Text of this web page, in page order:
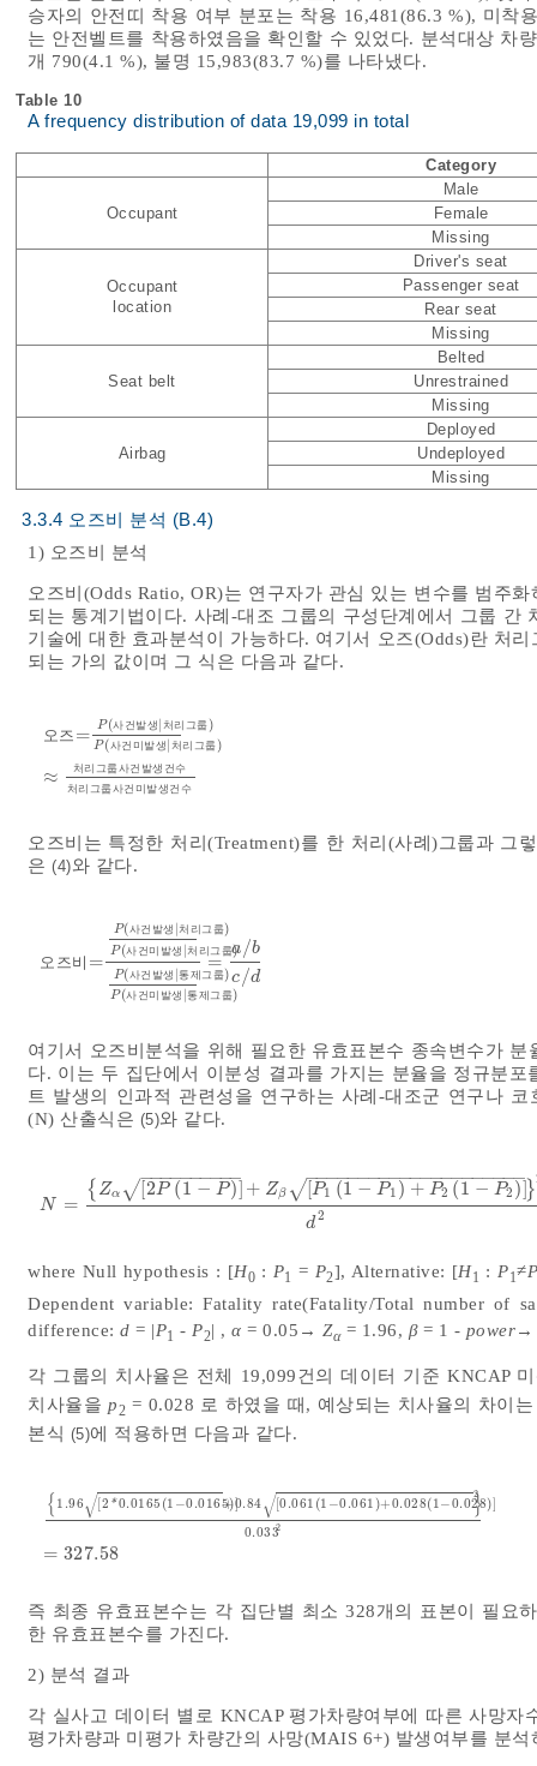
승자의 안전띠 착용 여부 분포는 착용 16,481(86.3 %), 미착
는 안전벨트를 착용하였음을 확인할 수 있었다. 분석대상 차
개 790(4.1 %), 불명 15,983(83.7 %)를 나타냈다.
Table 10
A frequency distribution of data 19,099 in total
Category
Occupant
Male
Female
Missing
Occupant
location
Driver's seat
Passenger seat
Rear seat
Missing
Seat belt
Belted
Unrestrained
Missing
Airbag
Deployed
Undeployed
Missing
3.3.4 오즈비 분석 (B.4)
1) 오즈비 분석
오즈비(Odds Ratio, OR)는 연구자가 관심 있는 변수를 범주
되는 통계기법이다. 사례-대조 그룹의 구성단계에서 그룹
기술에 대한 효과분석이 가능하다. 여기서 오즈(Odds)란 처
되는 가의 값이며 그 식은 다음과 같다.
오 즈 = P(사 건 발생 | 처 리 그룹 )
P (사건 미 발생 처 리 그룹 )
≈ 처 리 그룹사건 발생 건수
처 리 그룹사건 미 발생 건 수
사건발생 처리그룹
오즈비는 특정한 처리(Treatment)를 한 처리(사례)그룹과 그
은 (4)와 같다.
오 즈비 =
P(사건 발생 |처 리그룹)
P(사 건 미 발생 |처 리그룹)
P( 사건 발생 |통제 그 룹)
P(사 건 미 발생 |통제그룹)
=
a /b
c /d
오즈비=P사건발생 처리그룹
여기서 오즈비분석을 위해 필요한 유효표본수 종속변수가
다. 이는 두 집단에서 이분성 결과를 가지는 분율을 정규분
트 발생의 인과적 관련성을 연구하는 사례-대조군 연구나
(N) 산출식은 (5)와 같다.
N =
{ Zα [2P (1 − P)]
− −
−−−−−−−−
√ + Zβ [P1 (1 − P1 ) + P2 (1 − P2 )]
− −
−−−−−−−−−−−−−−−−−−−
√ }
d2
N=Zα2P1-P+ZβP11-P1+P21-P22d2
where Null hypothesis : [H0 : P1 = P2], Alternative: [H1 : P1≠
Dependent variable: Fatality rate(Fatality/Total number of
difference: d = |P1 - P2| , α = 0.05→ Zα= 1.96, β= 1 - power
각 그룹의 치사율은 전체 19,099건의 데이터 기준 KNCAP
치사율을p2 = 0.028 로 하였을 때, 예상되는 치사율의 차이
본식 (5)에 적용하면 다음과 같다.
{ 1.96 2 *0.0165 (1 −0.0165)]
√ +0.84 [0.061 (1 −0.061 )+0.028(1−0.028)
√ }
2
0.0332
= 327.58
1.962*0.01651-0.0165+0.840.0611-0.061+0.0281
즉 최종 유효표본수는 각 집단별 최소 328개의 표본이 필요
한 유효표본수를 가진다.
2) 분석 결과
각 실사고 데이터 별로 KNCAP 평가차량여부에 따른 사망
평가차량과 미평가 차량간의 사망(MAIS 6+) 발생여부를 분석